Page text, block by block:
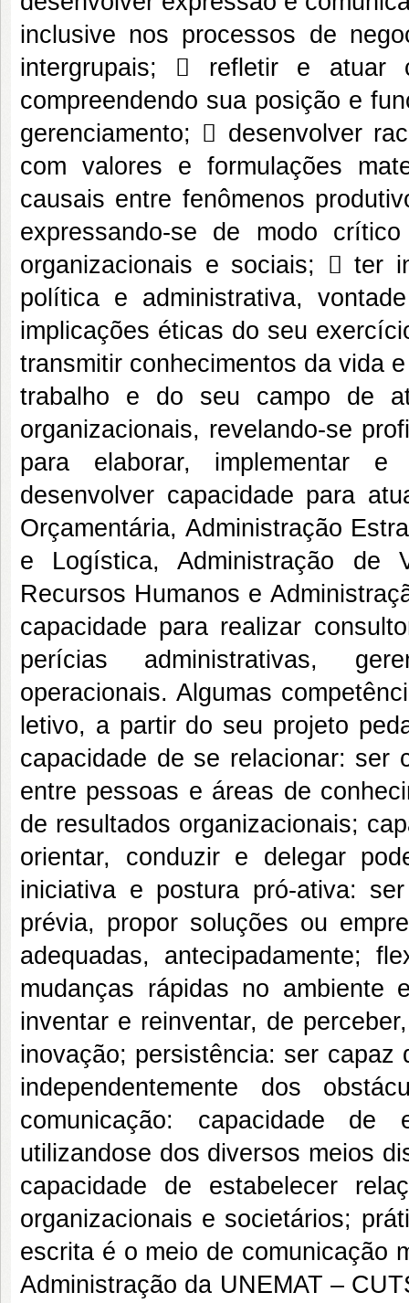
inclusive nos processos de
intergrupais;  refletir e atuar
compreendendo sua posição e
gerenciamento;  desenvolver
com valores e formulações
causais entre fenômenos
expressando-se de modo
organizacionais e sociais;  ter
política e administrativa,
implicações éticas do seu
transmitir conhecimentos da vida
trabalho e do seu campo de
organizacionais, revelando-se
para elaborar, implementar
desenvolver capacidade para
Orçamentária, Administração
e Logística, Administração de
Recursos Humanos e
capacidade para realizar
perícias administrativas,
operacionais. Algumas
letivo, a partir do seu projeto
capacidade de se relacionar: ser
entre pessoas e áreas de
de resultados organizacionais;
orientar, conduzir e delegar
iniciativa e postura pró-ativa:
prévia, propor soluções ou
adequadas, antecipadamente;
mudanças rápidas no ambiente
inventar e reinventar, de
inovação; persistência: ser
independentemente dos
comunicação: capacidade de
utilizandose dos diversos meios
capacidade de estabelecer
organizacionais e societários;
escrita é o meio de comunicação
Administração da UNEMAT –